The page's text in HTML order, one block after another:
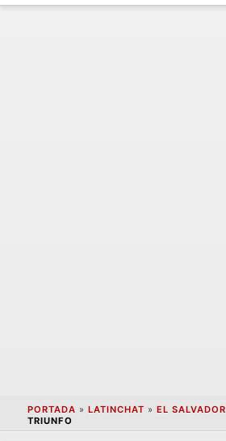
PORTADA » LATINCHAT » EL SALVADOR
TRIUNFO